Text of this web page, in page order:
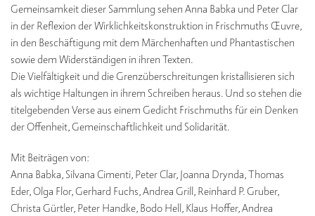
Gemeinsamkeit dieser Sammlung sehen Anna Babka und Peter Clar
in der Reflexion der Wirklichkeitskonstruktion in Frischmuths Œuvre,
in den Beschäftigung mit dem Märchenhaften und Phantastischen
sowie dem Widerständigen in ihren Texten.
Die Vielfältigkeit und die Grenzüberschreitungen kristallisieren sich
als wichtige Haltungen in ihrem Schreiben heraus. Und so stehen die
titelgebenden Verse aus einem Gedicht Frischmuths für ein Denken
der Offenheit, Gemeinschaftlichkeit und Solidarität.
Mit Beiträgen von:
Anna Babka, Silvana Cimenti, Peter Clar, Joanna Drynda, Thomas
Eder, Olga Flor, Gerhard Fuchs, Andrea Grill, Reinhard P. Gruber,
Christa Gürtler, Peter Handke, Bodo Hell, Klaus Hoffer, Andrea